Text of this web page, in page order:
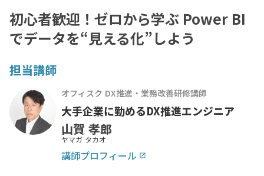
初心者歓迎！ゼロから学ぶ Power BI
でデータを“見える化”しよう
担当講師
オフィスク DX推進・業務改善研修講師
大手企業に勤めるDX推進エンジニア
山賀 孝郎
ヤマガ タカオ
講師プロフィール launch